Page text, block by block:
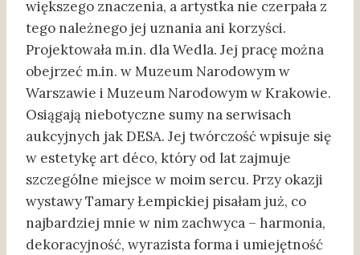
większego znaczenia, a artystka nie czerpała z
tego należnego jej uznania ani korzyści.
Projektowała m.in. dla Wedla. Jej pracę można
obejrzeć m.in. w Muzeum Narodowym w
Warszawie i Muzeum Narodowym w Krakowie.
Osiągają niebotyczne sumy na serwisach
aukcyjnych jak DESA. Jej twórczość wpisuje się
w estetykę art déco, który od lat zajmuje
szczególne miejsce w moim sercu. Przy okazji
wystawy Tamary Łempickiej pisałam już, co
najbardziej mnie w nim zachwyca – harmonia,
dekoracyjność, wyrazista forma i umiejętność